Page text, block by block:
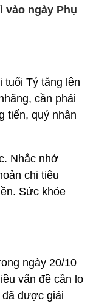
vào ngày Phụ
tuổi Tý tăng lên
cần phải
tiến, quý nhân
Nhắc nhở
chi tiêu
Sức khỏe
ngày 20/10
vấn đề cần lo
đã được giải